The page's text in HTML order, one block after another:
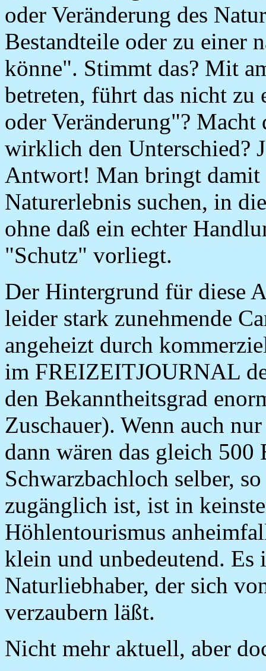
oder Veränderung des
Bestandteile oder zu einer
könne". Stimmt das? Mit
betreten, führt das nicht zu
oder Veränderung"? Macht
wirklich den Unterschied?
Antwort! Man bringt damit
Naturerlebnis suchen, in
ohne daß ein echter
"Schutz" vorliegt.
Der Hintergrund für diese
leider stark zunehmende
angeheizt durch
im FREIZEITJOURNAL
den Bekanntheitsgrad
Zuschauer). Wenn auch
dann wären das gleich 500
Schwarzbachloch selber,
zugänglich ist, ist in
Höhlentourismus
klein und unbedeutend. Es
Naturliebhaber, der sich
verzaubern läßt.
Nicht mehr aktuell, aber